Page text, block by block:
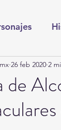
de
26 feb 2020 2